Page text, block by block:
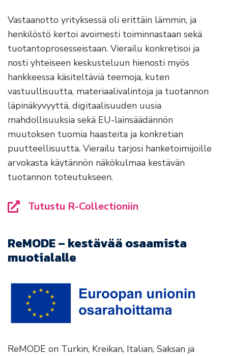
Vastaanotto yrityksessä oli erittäin lämmin, ja
henkilöstö kertoi avoimesti toiminnastaan sekä
tuotantoprosesseistaan. Vierailu konkretisoi ja
nosti yhteiseen keskusteluun hienosti myös
hankkeessa käsiteltäviä teemoja, kuten
vastuullisuutta, materiaalivalintoja ja tuotannon
läpinäkyvyyttä, digitaalisuuden uusia
mahdollisuuksia sekä EU-lainsäädännön
muutoksen tuomia haasteita ja konkretian
puutteellisuutta. Vierailu tarjosi hanketoimijoille
arvokasta käytännön näkökulmaa kestävän
tuotannon toteutukseen.
Tutustu R-Collectioniin
ReMODE – kestävää osaamista
muotialalle
ReMODE on Turkin, Kreikan, Italian, Saksan ja